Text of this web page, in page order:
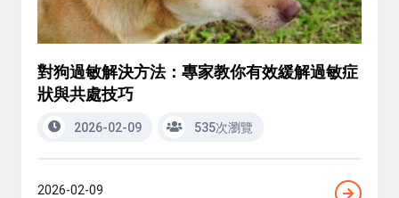
對狗過敏解決方法：專家教你有效緩解過敏症
狀與共處技巧
2026-02-09 535次瀏覽
2026-02-09